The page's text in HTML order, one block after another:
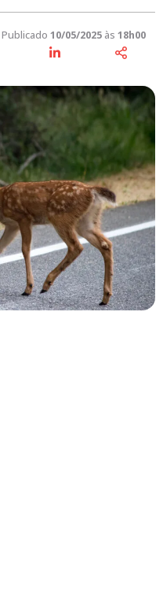
Publicado 10/05/2025às 18h00